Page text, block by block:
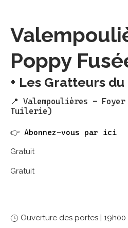
Poppy
Les Gratteurs
📍 Valempoulières –
Tuilerie)
👉 Abonnez-vous par ici
Gratuit
Gratuit
Ouverture des portes | 19h00